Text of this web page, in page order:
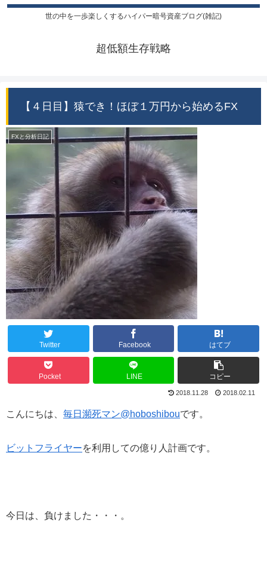
世の中を一歩楽しくするハイパー暗号資産ブログ(雑記)
超低額生存戦略
【４日目】猿でき！ほぼ１万円から始めるFX
FXと分析日記
Twitter Facebook はてブ
Pocket LINE コピー
2018.11.28 2018.02.11
こんにちは、 毎日瀕死マン@hoboshibouです。
ビットフライヤーを利用しての億り人計画です。
今日は、負けました・・・。